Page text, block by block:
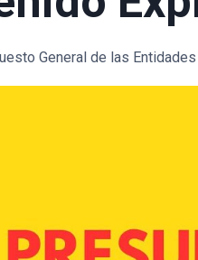
General de las